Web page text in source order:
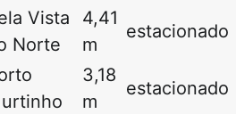
Vista
Norte
4,41
m
estacionado
3,18
m
estacionado